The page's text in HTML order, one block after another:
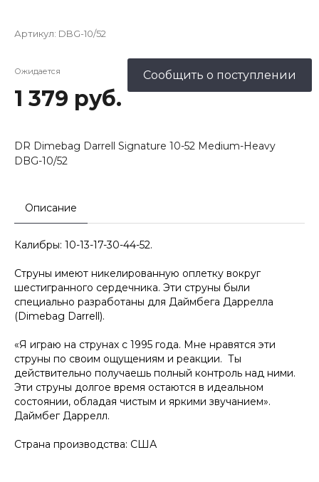
Артикул: DBG-10/52
Ожидается
1 379 руб.
Сообщить о поступлении
DR Dimebag Darrell Signature 10-52 Medium-Heavy
DBG-10/52
Описание
Калибры: 10-13-17-30-44-52.
Струны имеют никелированную оплетку вокруг
шестигранного сердечника. Эти струны были
специально разработаны для Даймбега Даррелла
(Dimebag Darrell).
«Я играю на струнах с 1995 года. Мне нравятся эти
струны по своим ощущениям и реакции. Ты
действительно получаешь полный контроль над ними.
Эти струны долгое время остаются в идеальном
состоянии, обладая чистым и яркими звучанием».
Даймбег Даррелл.
Страна производства: США